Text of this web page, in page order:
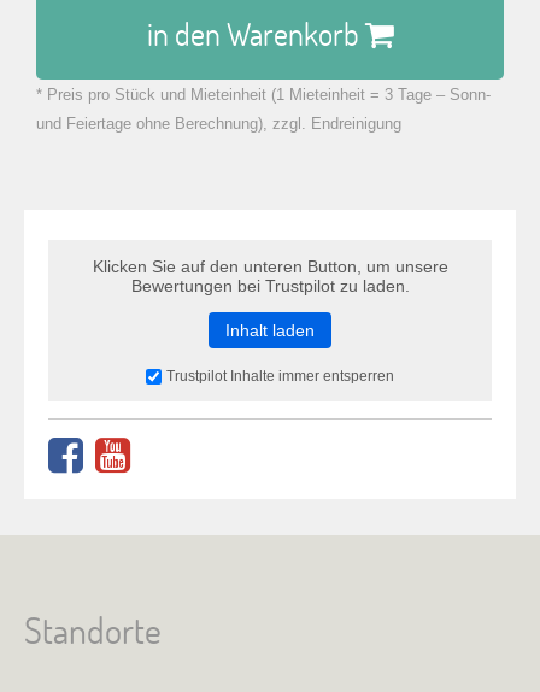
in den Warenkorb
zu Warenkorb hinzugefügt.
* Preis pro Stück und Mieteinheit (1 Mieteinheit = 3 Tage – Sonn-
und Feiertage ohne Berechnung), zzgl. Endreinigung
Klicken Sie auf den unteren Button, um unsere
Bewertungen bei Trustpilot zu laden.
Inhalt laden
Trustpilot Inhalte immer entsperren
Standorte